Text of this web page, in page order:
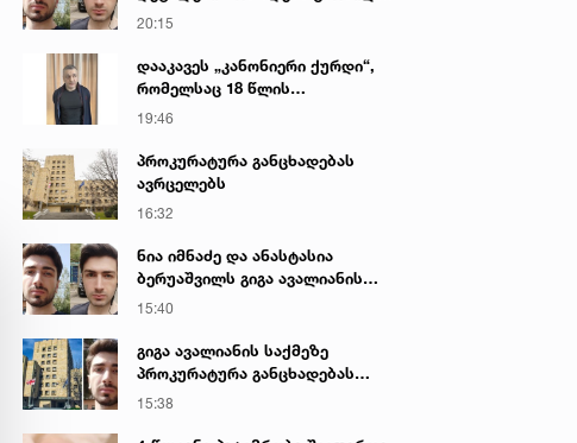
გიგა ავალიანის მკვლელობაზე
20:15
დააკავეს „კანონიერი ქურდი“,
რომელსაც 18 წლის
განმავლობაში ეძებდნენ
19:46
პროკურატურა განცხადებას
ავრცელებს
16:32
ნია იმნაძე და ანასტასია
ბერუაშვილს გიგა ავალიანის
საქმეზე ბრალი წარედგინათ
15:40
გიგა ავალიანის საქმეზე
პროკურატურა განცხადებას
ავრცელებს
15:38